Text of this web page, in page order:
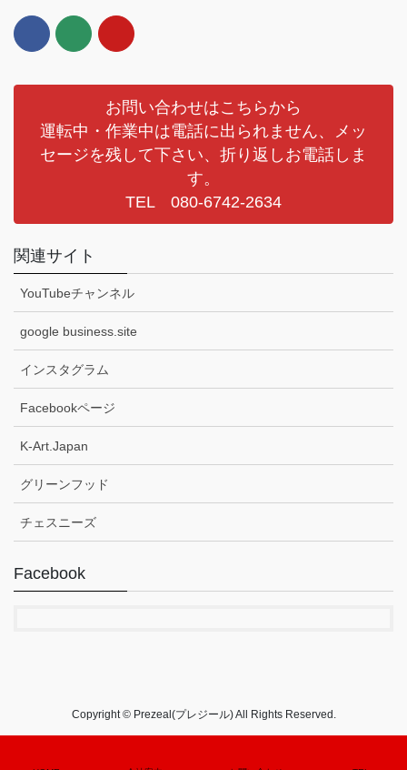
お問い合わせはこちらから
運転中・作業中は電話に出られません、メッ
セージを残して下さい、折り返しお電話しま
す。
TEL 080-6742-2634
関連サイト
YouTubeチャンネル
google business.site
インスタグラム
Facebookページ
K-Art.Japan
グリーンフッド
チェスニーズ
Facebook
Copyright © Prezeal(プレジール) All Rights Reserved.